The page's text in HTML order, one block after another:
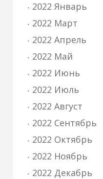
2022 Январь
2022 Март
2022 Апрель
2022 Май
2022 Июнь
2022 Июль
2022 Август
2022 Сентябрь
2022 Октябрь
2022 Ноябрь
2022 Декабрь